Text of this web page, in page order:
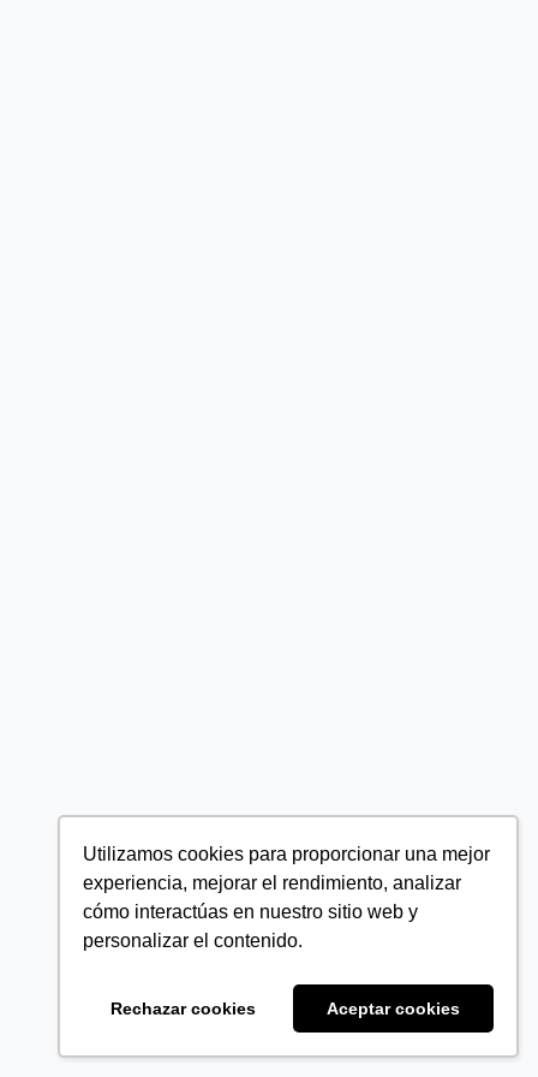
Utilizamos cookies para proporcionar una mejor
experiencia, mejorar el rendimiento, analizar
cómo interactúas en nuestro sitio web y
personalizar el contenido.
Rechazar cookies Aceptar cookies